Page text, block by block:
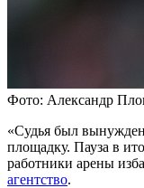
Фото: Александр
«Судья был
площадку. Пауза в
работники арены
агентство.